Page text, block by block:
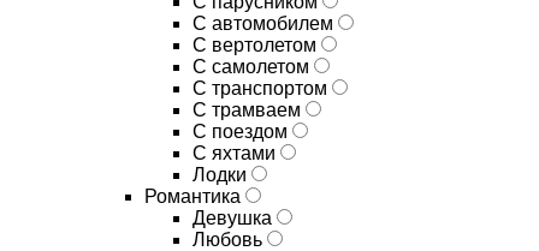
С автомобилем
С вертолетом
С самолетом
С транспортом
С трамваем
С поездом
С яхтами
Лодки
Романтика
Девушка
Любовь